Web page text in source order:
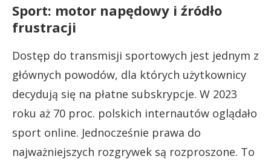
Sport: motor napędowy i źródło
frustracji
Dostęp do transmisji sportowych jest jednym z
głównych powodów, dla których użytkownicy
decydują się na płatne subskrypcje. W 2023
roku aż 70 proc. polskich internautów oglądało
sport online. Jednocześnie prawa do
najważniejszych rozgrywek są rozproszone. To